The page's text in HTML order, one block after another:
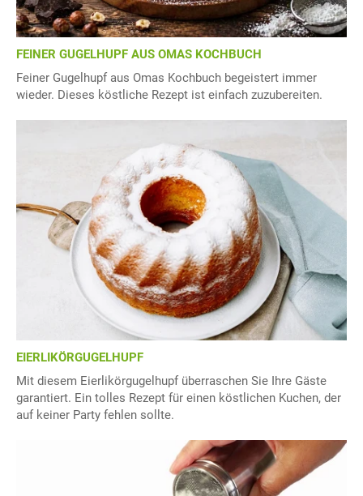
FEINER GUGELHUPF AUS OMAS KOCHBUCH
Feiner Gugelhupf aus Omas Kochbuch begeistert immer
wieder. Dieses köstliche Rezept ist einfach zuzubereiten.
EIERLIKÖRGUGELHUPF
Mit diesem Eierlikörgugelhupf überraschen Sie Ihre Gäste
garantiert. Ein tolles Rezept für einen köstlichen Kuchen, der
auf keiner Party fehlen sollte.